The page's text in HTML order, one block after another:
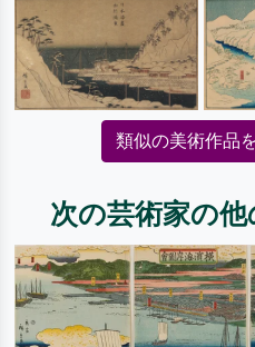
類似の美術作品
次の芸術家の